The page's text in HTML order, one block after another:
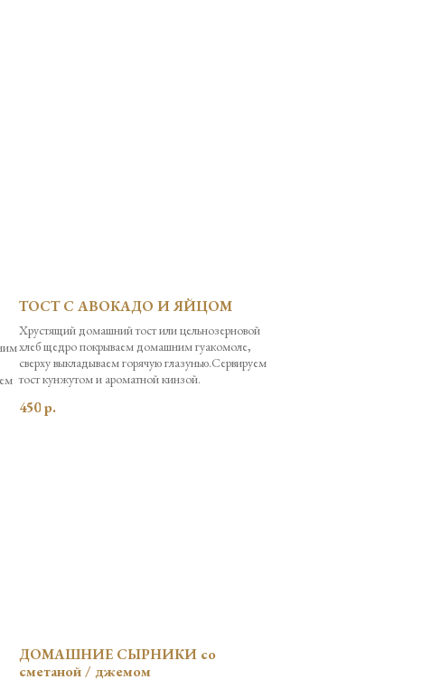
ТОСТ С АВОКАДО И ЯЙЦОМ
Хрустящий домашний тост или цельнозерновой
хлеб щедро покрываем домашним гуакомоле,
сверху выкладываем горячую глазунью.Сервируем
тост кунжутом и ароматной кинзой.
450р.
ДОМАШНИЕ СЫРНИКИ со
сметаной / джемом